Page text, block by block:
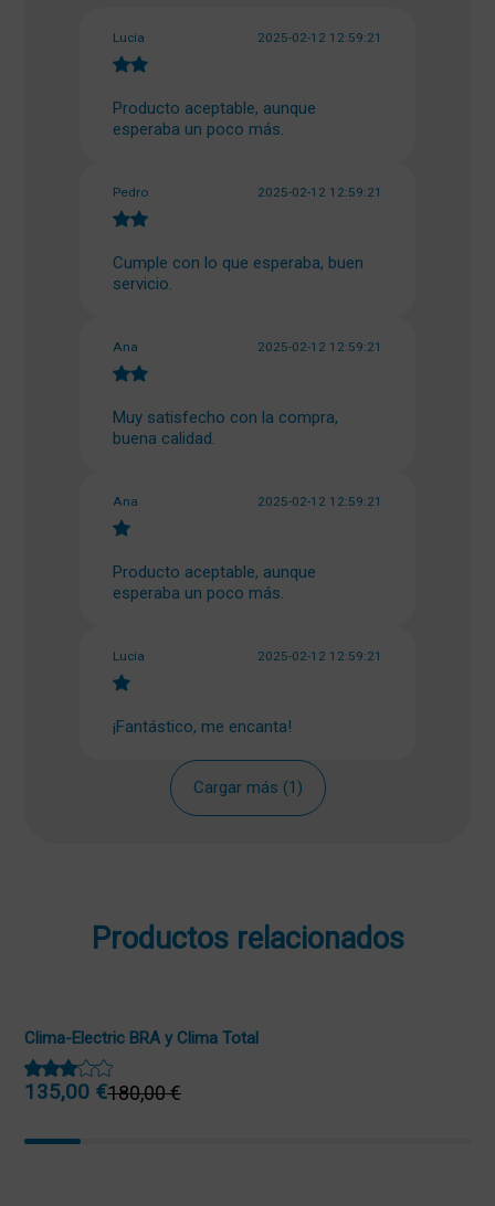
Lucía 2025-02-12 12:59:21
Producto aceptable, aunque
esperaba un poco más.
Pedro 2025-02-12 12:59:21
Cumple con lo que esperaba, buen
servicio.
Ana 2025-02-12 12:59:21
Muy satisfecho con la compra,
buena calidad.
Ana 2025-02-12 12:59:21
Producto aceptable, aunque
esperaba un poco más.
Lucía 2025-02-12 12:59:21
¡Fantástico, me encanta!
Cargar más (1)
Productos relacionados
Clima-Electric BRA y Clima Total
180,00€
precio
135,00 €
precio